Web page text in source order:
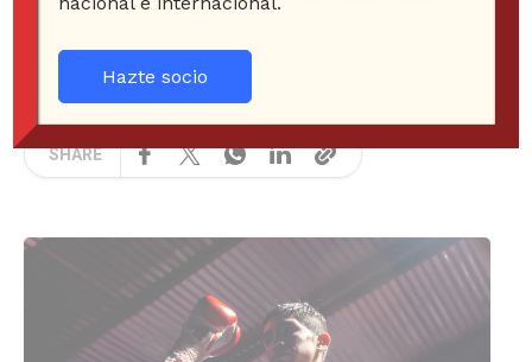
FERNANDO LAVOZ
229 Views
SHARE
Hazte socio